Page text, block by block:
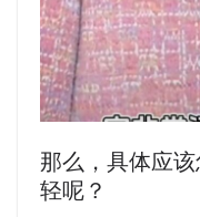
那么，具体应
轻呢？